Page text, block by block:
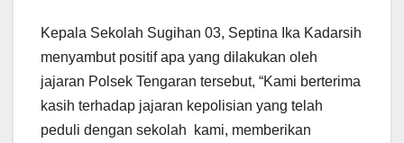
Kepala Sekolah Sugihan 03, Septina Ika Kadarsih
menyambut positif apa yang dilakukan oleh
jajaran Polsek Tengaran tersebut, “Kami berterima
kasih terhadap jajaran kepolisian yang telah
peduli dengan sekolah kami, memberikan